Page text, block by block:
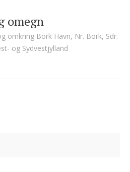
omegn
omkring Bork Havn, Nr. Bork, Sdr.
og Sydvestjylland